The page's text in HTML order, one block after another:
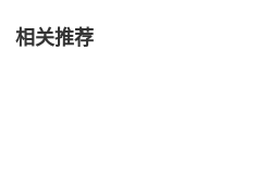
相关推荐